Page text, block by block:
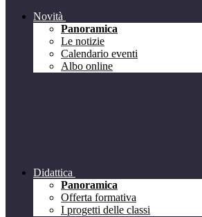
Novità
Panoramica
Le notizie
Calendario eventi
Albo online
Didattica
Panoramica
Offerta formativa
I progetti delle classi